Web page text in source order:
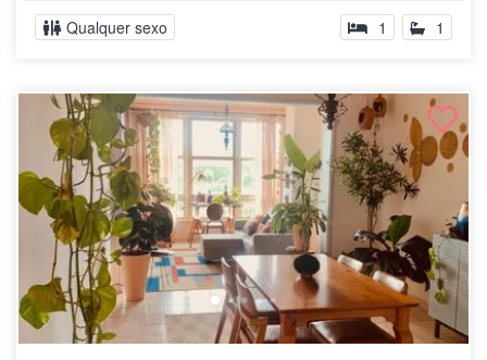
Qualquer sexo 1 1